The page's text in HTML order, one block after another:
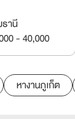
านี
- 40,000
หางานภูเก็ต